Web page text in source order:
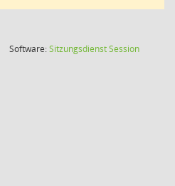
Software:SitzungsdienstSession(Wird in